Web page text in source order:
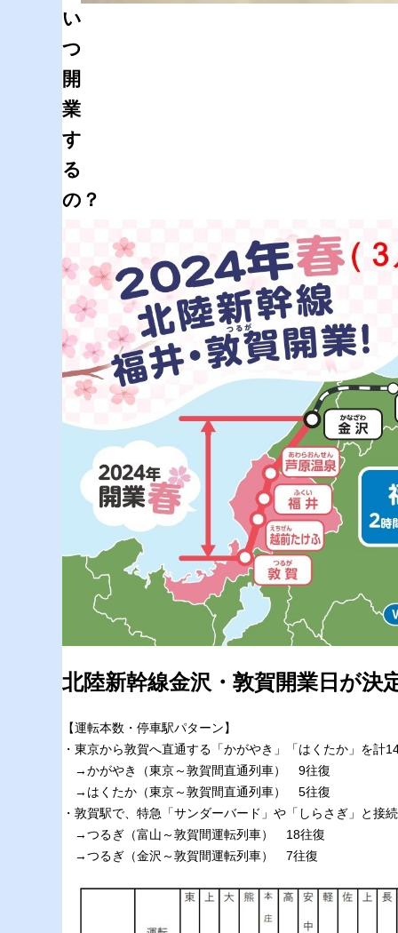
い
つ
開
業
す
る
の？
北陸新幹線金沢・敦賀開業日が決
【運転本数・停車駅パターン】
・東京から敦賀へ直通する「かがやき」「はくたか」を計
→かがやき（東京～敦賀間直通列車） 9往復
→はくたか（東京～敦賀間直通列車） 5往復
・敦賀駅で、特急「サンダーバード」や「しらさぎ」と接
→つるぎ（富山～敦賀間運転列車） 18往復
→つるぎ（金沢～敦賀間運転列車） 7往復